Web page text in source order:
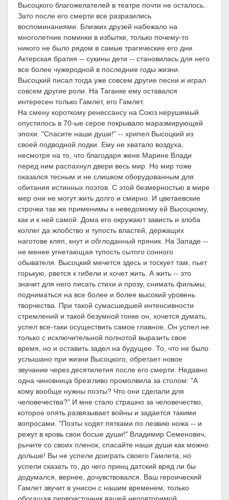
Высоцкого благожелателей в театре почти не осталось.
Зато после его смерти все разразились
воспоминаниями. Близких друзей набежало на
многолетние поминки в избытке, только почему-то
никого не было рядом в самые трагические его дни.
Актерская братия -- сукины дети -- становилась для него
все более чужеродной в последние годы жизни.
Высоцкий писал тогда уже совсем другие песни и играл
совсем другие роли. На Таганке ему оставался
интересен только Гамлет, его Гамлет.
На смену короткому ренессансу на Союз нерушимый
опустилось в 70-ые серое покрывало маразмирующей
эпохи. "Спасите наши души!" -- хрипел Высоцкий из
своей подводной лодки. Ему не хватало воздуха,
несмотря на то, что благодаря жене Марине Влади
перед ним распахнул двери весь мир. Но мир тоже
оказался тесным и не слишком оборудованным для
обитания истинных поэтов. С этой безмерностью в мире
мер они не могут жить долго и смирно. И цветаевские
строчки так же применимы к неведомому ей Высоцкому,
как и к ней самой. Дома его окружают зависть и злоба
коллег да жлобство и тупость властей, держащих
наготове кляп, кнут и обглоданный пряник. На Западе --
не менее угнетающая тупость сытого сонного
обывателя. Высоцкий мечется здесь и тоскует там, пьет
горькую, рвется к гибели и хочет жить. А жить -- это
значит для него писать стихи и прозу, снимать фильмы,
подниматься на все более и более высокий уровень
творчества. При такой сумасшедшей интенсивности
стремлений и такой безумной гонке он, хочется думать,
успел все-таки осуществить самое главное. Он успел не
только с исключительной полнотой выразить свое
время, но и оставить задел на будущее. То, что не было
услышано при жизни Высоцкого, обретает новое
звучание через десятилетия после его смерти. Недавно
одна чиновница брезгливо промолвила за столом: "А
кому вообще нужны поэты? Что они сделали для
человечества?" И мне стало страшно за человечество,
которое опять развязывает войны и задается такими
вопросами. "Поэты ходят пятками по лезвию ножа -- и
режут в кровь свои босые души!" Владимир Семенович,
рычите со своих пленок, спасайте наши души как можно
дольше! Вы не успели доиграть своего Гамлета, но
успели сказать то, до чего принц датский вряд ли бы
додумался, вернее, дочувствовался. Ваш героический
Гамлет звучит в унисон с нашим временем, только